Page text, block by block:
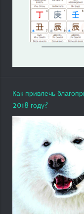
Как привлечь
2018 году?